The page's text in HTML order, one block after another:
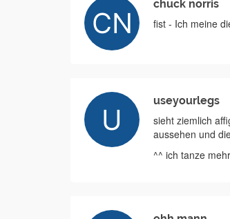
chuck norris
fist - Ich meine
useyourlegs
sieht ziemlich
aussehen und
^^ ich tanze